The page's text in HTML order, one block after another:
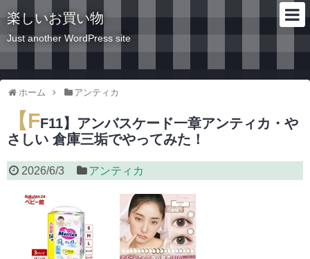
楽しいお買い物
Just another WordPress site
ホーム アンティカ
【FF11】アンバスケード一章アンティカ・や
さしい 倉庫三垢でやってみた！
2026/6/3 アンティカ